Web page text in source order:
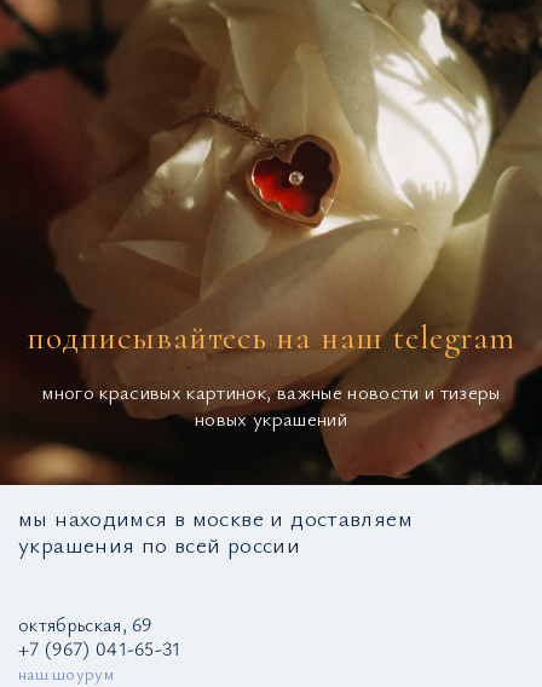
подписывайтесь на наш telegram
много красивых картинок, важные новости и тизеры
новых украшений
мы находимся в москве и доставляем
украшения по всей россии
октябрьская, 69
+7 (967) 041-65-31
наш шоурум